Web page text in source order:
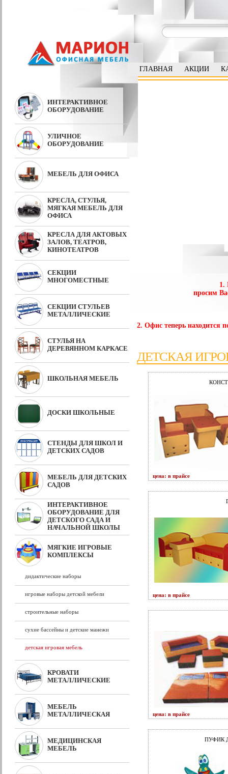
ГЛАВНАЯ АКЦИИ
ИНТЕРАКТИВНОЕ
ОБОРУДОВАНИЕ
УЛИЧНОЕ
ОБОРУДОВАНИЕ
МЕБЕЛЬ ДЛЯ ОФИСА
КРЕСЛА, СТУЛЬЯ,
МЯГКАЯ МЕБЕЛЬ ДЛЯ
ОФИСА
КРЕСЛА ДЛЯ АКТОВЫХ
ЗАЛОВ, ТЕАТРОВ,
КИНОТЕАТРОВ
СЕКЦИИ
МНОГОМЕСТНЫЕ
СЕКЦИИ СТУЛЬЕВ
МЕТАЛЛИЧЕСКИЕ
СТУЛЬЯ НА
ДЕРЕВЯННОМ КАРКАСЕ
ШКОЛЬНАЯ МЕБЕЛЬ
ДОСКИ ШКОЛЬНЫЕ
СТЕНДЫ ДЛЯ ШКОЛ И
ДЕТСКИХ САДОВ
МЕБЕЛЬ ДЛЯ ДЕТСКИХ
САДОВ
ИНТЕРАКТИВНОЕ
ОБОРУДОВАНИЕ ДЛЯ
ДЕТСКОГО САДА И
НАЧАЛЬНОЙ ШКОЛЫ
МЯГКИЕ ИГРОВЫЕ
КОМПЛЕКСЫ
дидактические наборы
игровые наборы детской мебели
строительные наборы
сухие бассейны и детские манежи
детская игровая мебель
КРОВАТИ
МЕТАЛЛИЧЕСКИЕ
МЕБЕЛЬ
МЕТАЛЛИЧЕСКАЯ
МЕДИЦИНСКАЯ
МЕБЕЛЬ
1.
просим
2. Офис теперь находится
ДЕТСКАЯ
цена: в прайсе
цена: в прайсе
цена: в прайсе
ПУФИК